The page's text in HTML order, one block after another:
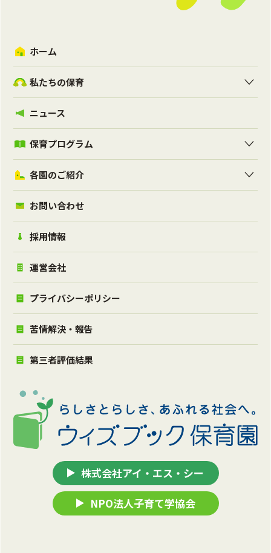
株式会社アイ・エス・シー
NPO法人子育て学協会
ホーム
私たちの保育
ニュース
保育プログラム
各園のご紹介
お問い合わせ
採用情報
運営会社
プライバシーポリシー
苦情解決・報告
第三者評価結果